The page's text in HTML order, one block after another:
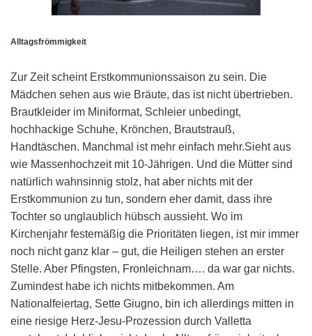
Alltagsfrömmigkeit
Zur Zeit scheint Erstkommunionssaison zu sein. Die
Mädchen sehen aus wie Bräute, das ist nicht übertrieben.
Brautkleider im Miniformat, Schleier unbedingt,
hochhackige Schuhe, Krönchen, Brautstrauß,
Handtäschen. Manchmal ist mehr einfach mehr.Sieht aus
wie Massenhochzeit mit 10-Jährigen. Und die Mütter sind
natürlich wahnsinnig stolz, hat aber nichts mit der
Erstkommunion zu tun, sondern eher damit, dass ihre
Tochter so unglaublich hübsch aussieht. Wo im
Kirchenjahr festemäßig die Prioritäten liegen, ist mir immer
noch nicht ganz klar – gut, die Heiligen stehen an erster
Stelle. Aber Pfingsten, Fronleichnam…. da war gar nichts.
Zumindest habe ich nichts mitbekommen. Am
Nationalfeiertag, Sette Giugno, bin ich allerdings mitten in
eine riesige Herz-Jesu-Prozession durch Valletta